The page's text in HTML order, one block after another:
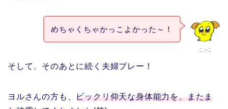
こっこ
めちゃくちゃかっこよかった～！
そして、そのあとに続く夫婦プレー！
ヨルさんの方も、ビックリ仰天な身体能力を、またま